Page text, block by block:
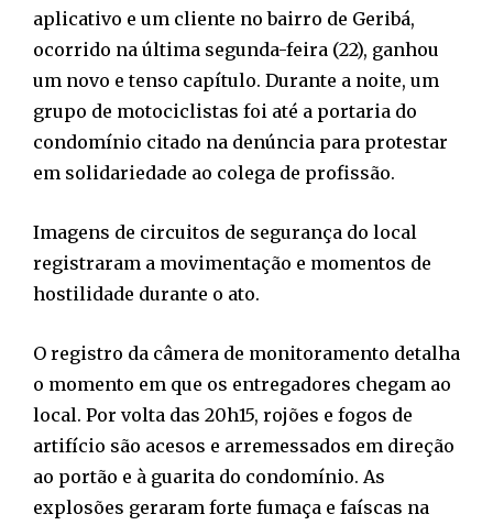
aplicativo e um cliente no bairro de Geribá,
ocorrido na última segunda-feira (22), ganhou
um novo e tenso capítulo. Durante a noite, um
grupo de motociclistas foi até a portaria do
condomínio citado na denúncia para protestar
em solidariedade ao colega de profissão.
Imagens de circuitos de segurança do local
registraram a movimentação e momentos de
hostilidade durante o ato.
O registro da câmera de monitoramento detalha
o momento em que os entregadores chegam ao
local. Por volta das 20h15, rojões e fogos de
artifício são acesos e arremessados em direção
ao portão e à guarita do condomínio. As
explosões geraram forte fumaça e faíscas na